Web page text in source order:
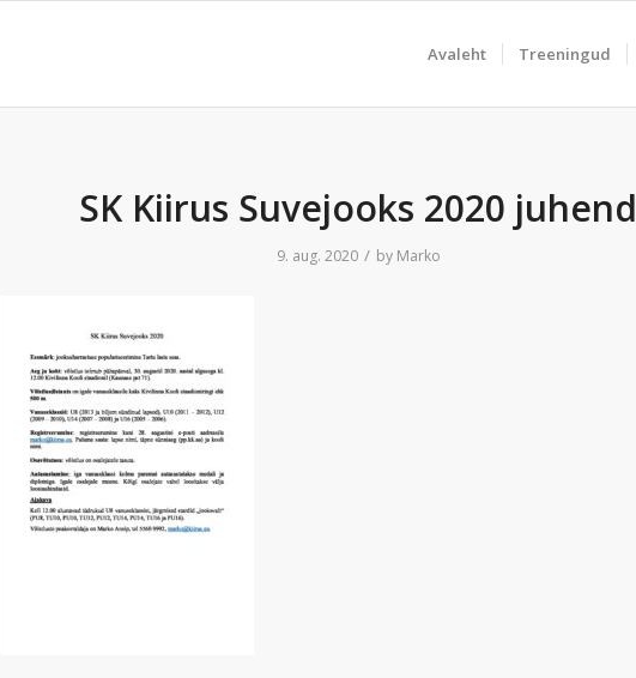
Avaleht Treeningud
SK Kiirus Suvejooks 2020 juhend
9. aug. 2020 / by Marko